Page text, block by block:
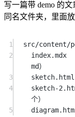
写一篇带 demo 的文
同名文件夹，里面放
1
src/content/
2
index.mdx
md）
3
4
sketch-
个）
5